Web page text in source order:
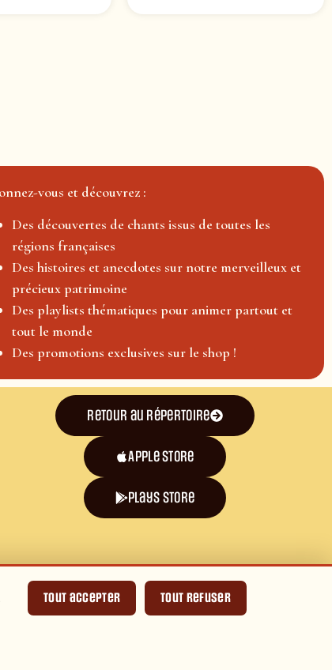
Tout accepter Tout refuser
vous et découvrez :
Des découvertes de chants issus de toutes les
régions françaises
Des histoires et anecdotes sur notre merveilleux et
précieux patrimoine
Des playlists thématiques pour animer partout et
tout le monde
Des promotions exclusives sur le shop !
Retour au répertoire
Apple Store
plays store